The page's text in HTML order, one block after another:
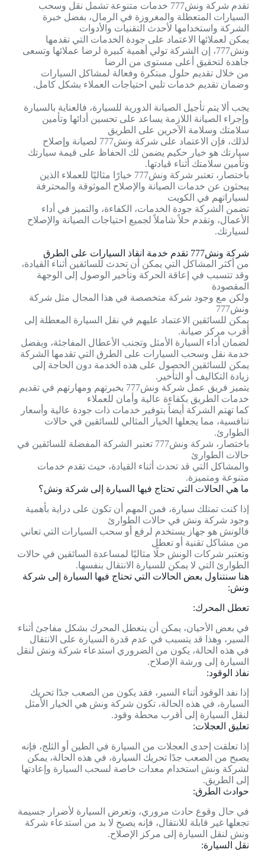
تقدم شركة ونش777 خدمات متنوعة تشمل نقل وسحب
السيارات المتعطلة والمغروزة في الرمال، بفضل خبرة
الشركة واستخدامها لأحدث التقنيات والأدوات
يمكن لعملائها الاعتماد على جودة الخدمات التي تقدمها
ونش777، إن الشركة تولي أهمية كبيرة لرضا عملائها وتسعى
جاهدة لتحقيق أعلى مستوى من الرضا
من خلال تقديم حلول مبتكرة وفعالة لمشاكل السيارات
وضمان تقديم خدمات تلبي احتياجات العملاء بشكل كامل.
يجب ألا يتم تأجيل الصيانة الدورية للسيارة، فالعناية بالسيارة
وإجراء الصيانة اللازمة يساعد على تحسين أدائها وتأمين
سلامتك وسلامة الآخرين على الطريق
لذلك، فإن الاعتماد على شركة ونش777 لصيانة وإصلاح
سيارتك هو خيار حكيم يضمن لك الحفاظ على قيمة سيارتك
وتأمين سلامتك أثناء قيادتها.
باختصار، تعتبر شركة ونش777 خيارًا مثاليًا للعملاء الذين
يبحثون عن خدمات الصيانة والإصلاح الموثوقة والمحترفة
لسياراتهم في الكويت
تضمن الشركة جودة الخدمات، الكفاءة، والتميز في أداء
الأعمال، وتقدم حلاً شاملاً لجميع احتياجات الصيانة والإصلاح
لسيارتك.
شركة ونش777 تقدم خدمة انقاذ السيارات على الطرق
من أكثر المشاكل التي يمكن أن تحدث للسائقين أثناء القيادة،
وقد تتسبب في إعاقة الحركة وتأخير الوصول إلى الوجهة
المقصودة
ولكن مع وجود شركة متخصصة في هذا المجال مثل شركة
ونش777
يمكن للسائقين الاعتماد عليهم في نقل السيارة المعطلة إلى
أقرب مركز صيانة.
لضمان أداء السيارة الأمثل وتجنب الأعطال المفاجئة، وبفضل
خدمة نقل وسحب السيارات على الطرق التي تقدمها الشركة
يمكن للسائقين الحصول على هذه الخدمة دون الحاجة إلى
زيادة التكاليف أو التأخير.
يتميز فريق عمل شركة ونش777 بخبرتهم ومهارتهم في تقديم
خدمات الطريق بكفاءة عالية وأمان للعملاء
كما تهتم الشركة أيضاً بتوفير خدمات ذات جودة عالية وأسعار
تنافسية، مما يجعلها الخيار المثالي للسائقين في حالات
الطوارئ.
باختصار، شركة ونش777 تعتبر الشركة المفضلة للسائقين في
حالات الطوارئ
والمشاكل التي قد تحدث أثناء القيادة، حيث تقدم خدمات
متنوعة ومتميزة.
ما هي الحالات التي تحتاج فيها السيارة إلى شركة ونش؟
إذا كنت تمتلك سيارة، فمن المهم أن تكون على دراية بأهمية
وجود شركة ونش في حالات الطوارئ
فالونش هو جهاز يستخدم لرفع أو سحب السيارات التي تعاني
من مشاكل تقنية أو تعطل
وتعتبر شركات الونش حلًا مثاليًا لمساعدة السائقين في حالات
الطوارئ التي لا يمكن للسيارة الانتقال بنفسها.
هنا سنتناول بعض الحالات التي تحتاج فيها السيارة إلى شركة
ونش:
تعطل المحرك:
في بعض الأحيان، يمكن أن يتعطل المحرك بشكل مفاجئ أثناء
السير، وهذا قد يتسبب في عدم قدرة السيارة على الانتقال
في هذه الحالة، يكون من الضروري استدعاء شركة ونش لنقل
السيارة إلى ورشة الإصلاح.
نفاذ الوقود:
إذا نفد الوقود أثناء السير، فقد يكون من الصعب جدًا تحريك
السيارة، في هذه الحالة، تكون شركة ونش هي الخيار الأمثل
لنقل السيارة إلى أقرب محطة وقود.
تعليق العجلات:
إذا تعلقت إحدى العجلات من السيارة في الطين أو الثلج، فإنه
يصبح من الصعب جدًا تحريك السيارة، في هذه الحالة، يمكن
لشركة ونش استخدام معدات خاصة لسحب السيارة وإعادتها
إلى الطريق.
حوادث الطرق:
في حال وقوع حادث مروري، وتعرض السيارة لأضرار جسيمة
تجعلها غير قابلة للانتقال، فإنه يصبح لا بد من استدعاء شركة
ونش لنقل السيارة إلى مركز الإصلاح.
نقل السيارة: